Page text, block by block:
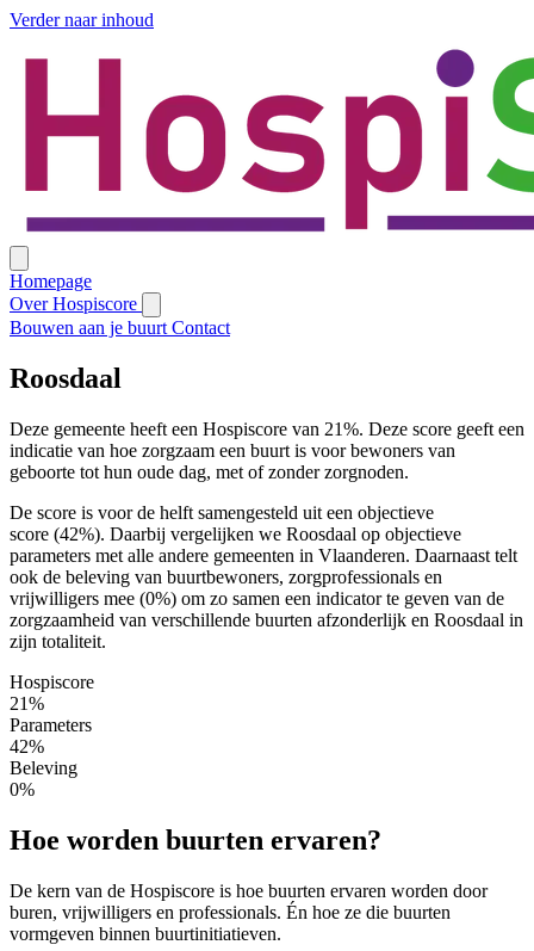
Verder naar inhoud
Homepage
Over Hospiscore
Bouwen aan je buurt Contact
Roosdaal
Deze gemeente heeft een Hospiscore van 21%. Deze score geeft een
indicatie van hoe zorgzaam een buurt is voor bewoners van
geboorte tot hun oude dag, met of zonder zorgnoden.
De score is voor de helft samengesteld uit een objectieve
score (42%). Daarbij vergelijken we Roosdaal op objectieve
parameters met alle andere gemeenten in Vlaanderen. Daarnaast telt
ook de beleving van buurtbewoners, zorgprofessionals en
vrijwilligers mee (0%) om zo samen een indicator te geven van de
zorgzaamheid van verschillende buurten afzonderlijk en Roosdaal in
zijn totaliteit.
Hospiscore
21%
Parameters
42%
Beleving
0%
Hoe worden buurten ervaren?
De kern van de Hospiscore is hoe buurten ervaren worden door
buren, vrijwilligers en professionals. Én hoe ze die buurten
vormgeven binnen buurtinitiatieven.